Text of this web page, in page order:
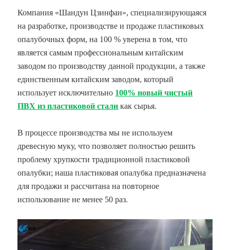
Компания «Шандун Цзинфан», специализирующаяся
на разработке, производстве и продаже пластиковых
опалубочных форм, на 100 % уверена в том, что
является самым профессиональным китайским
заводом по производству данной продукции, а также
единственным китайским заводом, который
использует исключительно 100% новый чистый
ПВХ из пластиковой стали как сырья.
В процессе производства мы не используем
древесную муку, что позволяет полностью решить
проблему хрупкости традиционной пластиковой
опалубки; наша пластиковая опалубка предназначена
для продажи и рассчитана на повторное
использование не менее 50 раз.